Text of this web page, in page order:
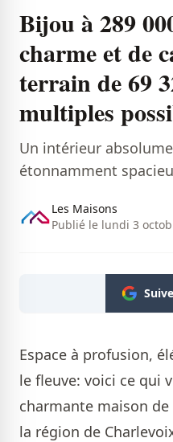
Bijou à 289
charme et de
terrain de 69
multiples
Un intérieur
étonnamment
Les Maisons
Publié le lundi 3
Espace à profusion,
le fleuve: voici ce qui
charmante maison
la région de